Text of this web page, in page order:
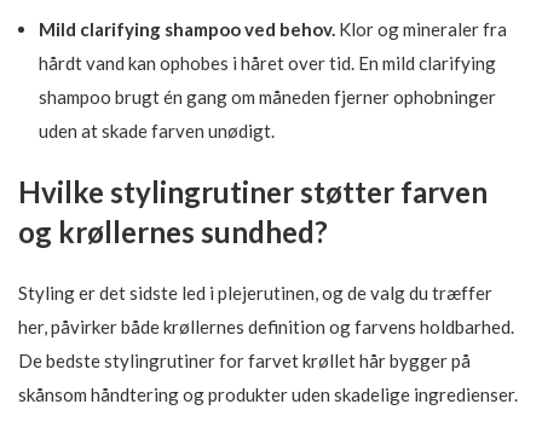
Mild clarifying shampoo ved behov. Klor og mineraler fra
hårdt vand kan ophobes i håret over tid. En mild clarifying
shampoo brugt én gang om måneden fjerner ophobninger
uden at skade farven unødigt.
Hvilke stylingrutiner støtter farven
og krøllernes sundhed?
Styling er det sidste led i plejerutinen, og de valg du træffer
her, påvirker både krøllernes definition og farvens holdbarhed.
De bedste stylingrutiner for farvet krøllet hår bygger på
skånsom håndtering og produkter uden skadelige ingredienser.